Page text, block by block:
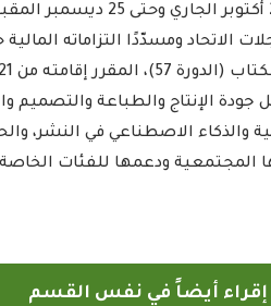
وأوضح الاتحاد أن فترة الترشُّح
إلى 3 فبراير المقبل.
جودة الإنتاج والطباعة والتصميم
والذكاء الاصطناعي في النشر،
المجتمعية ودعمها للفئات
إقراء أيضاً في نفس القسم